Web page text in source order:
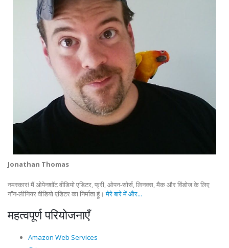
Jonathan Thomas
नमस्कार! मैं ओपेनशॉट वीडियो एडिटर, फ्री, ओपन-सोर्स, लिनक्स, मैक और विंडोज के लिए
नॉन-लीनियर वीडियो एडिटर का निर्माता हूं।मेरे बारे में और...
महत्वपूर्ण परियोजनाएँ
Amazon Web Services